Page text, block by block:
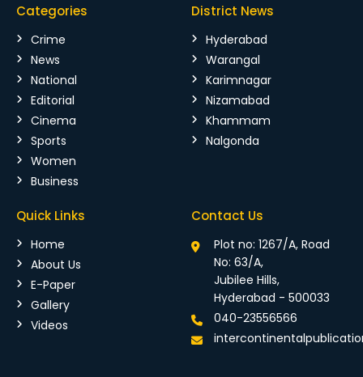
Categories
Crime
News
National
Editorial
Cinema
Sports
Women
Business
District News
Hyderabad
Warangal
Karimnagar
Nizamabad
Khammam
Nalgonda
Quick Links
Home
About Us
E-Paper
Gallery
Videos
Contact Us
Plot no: 1267/A, Road
No: 63/A,
Jubilee Hills,
Hyderabad - 500033
040-23556566